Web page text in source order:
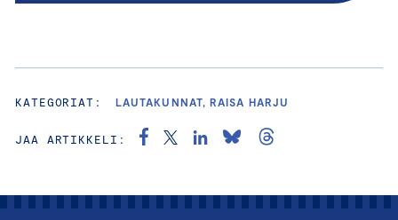
KATEGORIAT: LAUTAKUNNAT, RAISA HARJU
JAA ARTIKKELI: